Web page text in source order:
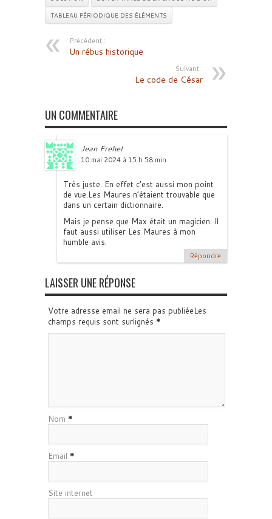
TABLEAU PÉRIODIQUE DES ÉLÉMENTS
Précédent :
Un rébus historique
Suivant :
Le code de César
UN COMMENTAIRE
Jean Frehel
10 mai 2024 à 15 h 58 min
Très juste. En effet c’est aussi mon point
de vue.Les Maures n’étaient trouvable que
dans un certain dictionnaire.
Mais je pense que Max était un magicien. Il
faut aussi utiliser Les Maures à mon
humble avis.
Répondre
LAISSER UNE RÉPONSE
Votre adresse email ne sera pas publiéeLes
champs requis sont surlignés *
Nom *
Email *
Site internet